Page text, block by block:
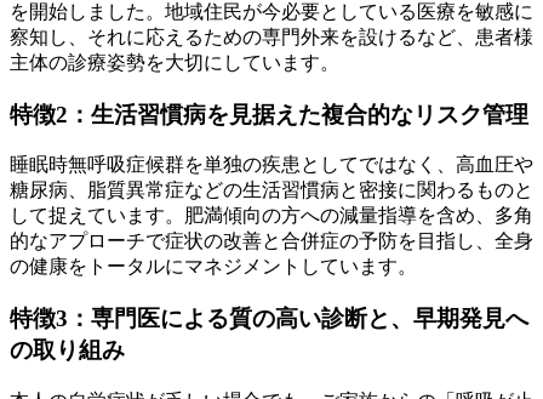
を開始しました。地域住民が今必要としている医療を敏感に
察知し、それに応えるための専門外来を設けるなど、患者様
主体の診療姿勢を大切にしています。
特徴2：生活習慣病を見据えた複合的なリスク管理
睡眠時無呼吸症候群を単独の疾患としてではなく、高血圧や
糖尿病、脂質異常症などの生活習慣病と密接に関わるものと
して捉えています。肥満傾向の方への減量指導を含め、多角
的なアプローチで症状の改善と合併症の予防を目指し、全身
の健康をトータルにマネジメントしています。
特徴3：専門医による質の高い診断と、早期発見へ
の取り組み